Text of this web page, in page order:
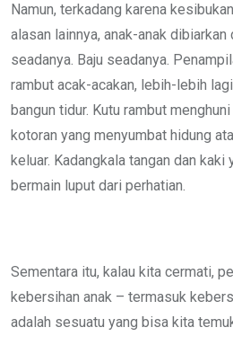
Namun, terkadang karena
alasan lainnya, anak-anak dibiarkan
seadanya. Baju seadanya.
rambut acak-acakan, lebih-lebih
bangun tidur. Kutu rambut
kotoran yang menyumbat hidung
keluar. Kadangkala tangan dan
bermain luput dari perhatian.
Sementara itu, kalau kita cermati,
kebersihan anak – termasuk
adalah sesuatu yang bisa kita